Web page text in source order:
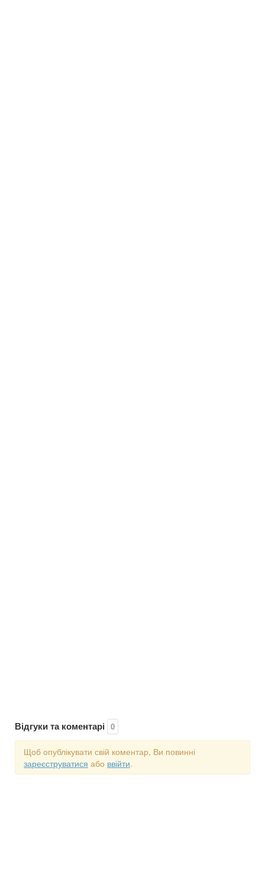
Відгуки та коментарі 0
Щоб опублікувати свій коментар, Ви повинні
зареєструватися або ввійти.